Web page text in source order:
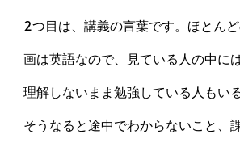
2つ目は、講義の言葉です。ほとん
画は英語なので、見ている人の中に
理解しないまま勉強している人もい
そうなると途中でわからないこと、